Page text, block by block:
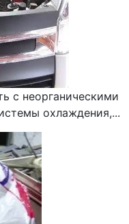
с неорганическими
охлаждения,...